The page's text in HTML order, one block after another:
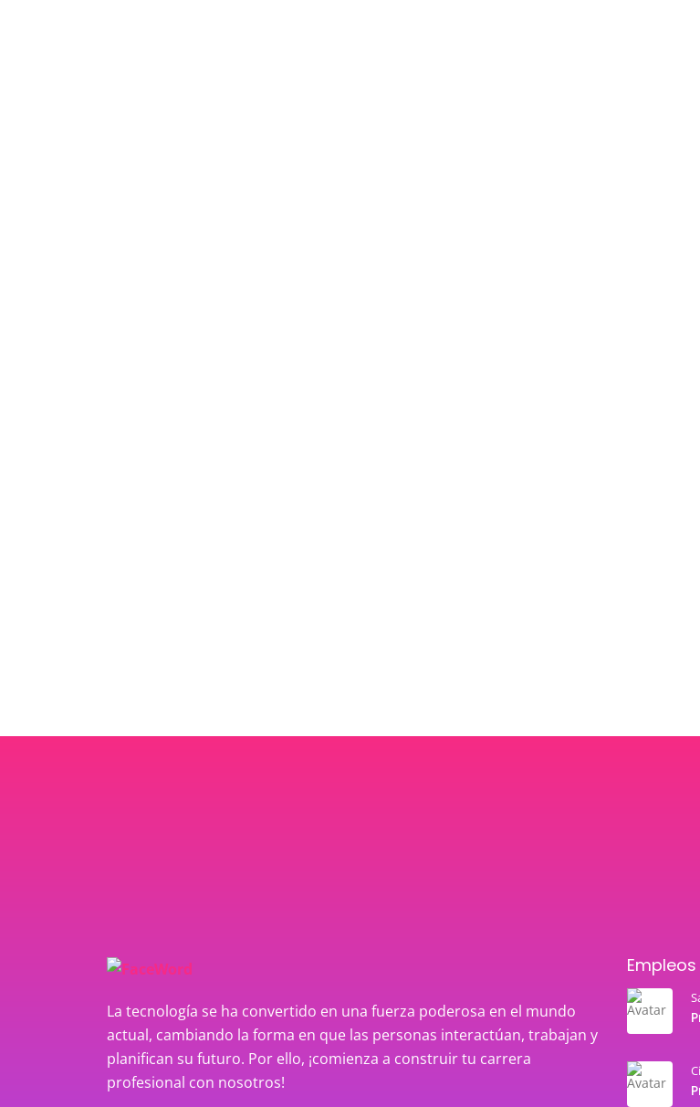
La tecnología se ha convertido en una fuerza poderosa en el mundo
actual, cambiando la forma en que las personas interactúan, trabajan y
planifican su futuro. Por ello, ¡comienza a construir tu carrera
profesional con nosotros!